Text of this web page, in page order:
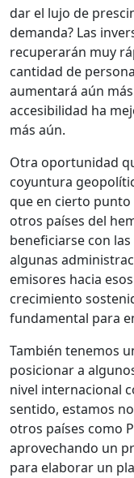
dar el lujo de
demanda? Las
recuperarán muy
cantidad de
aumentará aún
accesibilidad ha
más aún.
Otra oportunidad
coyuntura
que en cierto
otros países del
beneficiarse con
algunas
emisores hacia
crecimiento
fundamental para
También tenemos
posicionar a
nivel internacional
sentido, estamos
otros países como
aprovechando un
para elaborar un